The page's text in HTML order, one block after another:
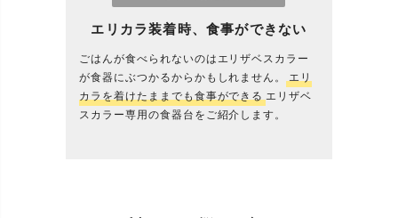
エリカラ装着時、食事ができない
ごはんが食べられないのはエリザベスカラー
が食器にぶつかるからかもしれません。
エリ
カラを着けたままでも食事ができる エリザベ
スカラー専用の食器台をご紹介します。